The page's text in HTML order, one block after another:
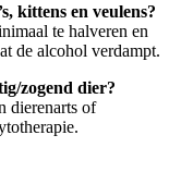
kittens en veulens?
te halveren en
de alcohol verdampt.
zogend dier?
dierenarts of